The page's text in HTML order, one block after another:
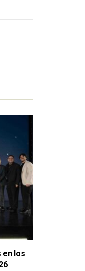
en los